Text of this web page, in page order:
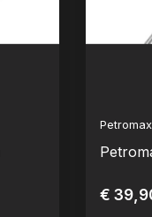
Petromax
€